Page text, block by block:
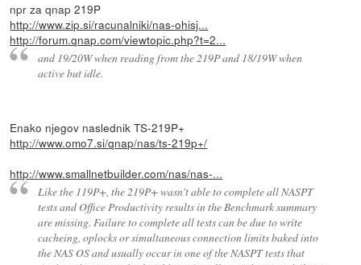
npr za qnap 219P
http://www.zip.si/racunalniki/nas-ohisj...
http://forum.qnap.com/viewtopic.php?t=2...
and 19/20W when reading from the 219P and 18/19W when
active but idle.
Enako njegov naslednik TS-219P+
http://www.omo7.si/qnap/nas/ts-219p+/
http://www.smallnetbuilder.com/nas/nas-...
Like the 119P+, the 219P+ wasn't able to complete all NASPT
tests and Office Productivity results in the Benchmark summary
are missing. Failure to complete all tests can be due to write
cacheing, oplocks or simultaneous connection limits baked into
the NAS OS and usually occur in one of the NASPT tests that